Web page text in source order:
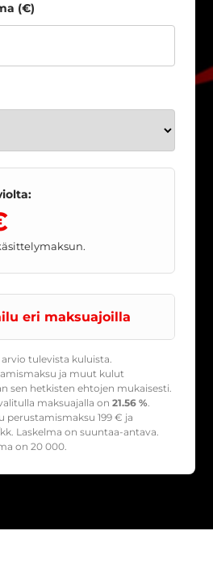
(€)
eri maksuajoilla
tulevista kuluista.
ja muut kulut
sen hetkisten ehtojen mukaisesti.
maksuajalla on21.56 %.
perustamismaksu199 € ja
Laskelma on suuntaa-antava.
on 20 000.